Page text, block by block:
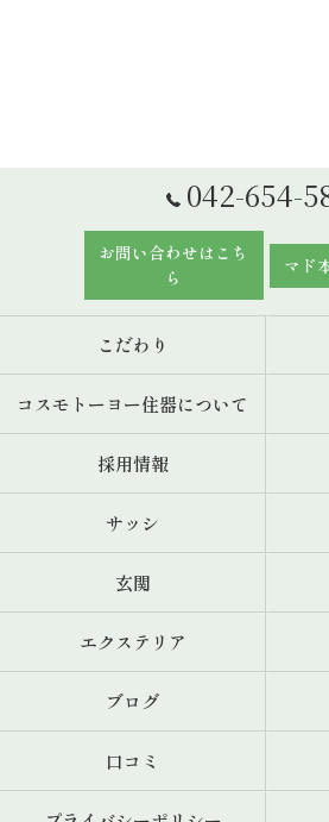
042-654-
お問い合わせはこち
ら
マド
こだわり
コスモトーヨー住器について
採用情報
サッシ
玄関
エクステリア
ブログ
口コミ